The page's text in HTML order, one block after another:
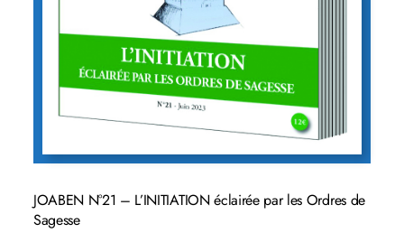
JOABEN N°21 – L’INITIATION éclairée par les Ordres de
Sagesse